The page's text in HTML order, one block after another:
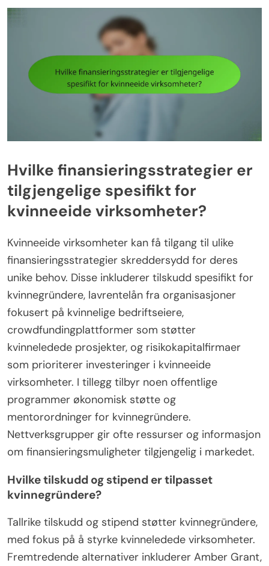
Hvilke finansieringsstrategier er
tilgjengelige spesifikt for
kvinneeide virksomheter?
Kvinneeide virksomheter kan få tilgang til ulike
finansieringsstrategier skreddersydd for deres
unike behov. Disse inkluderer tilskudd spesifikt for
kvinnegründere, lavrentelån fra organisasjoner
fokusert på kvinnelige bedriftseiere,
crowdfundingplattformer som støtter
kvinneledede prosjekter, og risikokapitalfirmaer
som prioriterer investeringer i kvinneeide
virksomheter. I tillegg tilbyr noen offentlige
programmer økonomisk støtte og
mentorordninger for kvinnegründere.
Nettverksgrupper gir ofte ressurser og informasjon
om finansieringsmuligheter tilgjengelig i markedet.
Hvilke tilskudd og stipend er tilpasset
kvinnegründere?
Tallrike tilskudd og stipend støtter kvinnegründere,
med fokus på å styrke kvinneledede virksomheter.
Fremtredende alternativer inkluderer Amber Grant,